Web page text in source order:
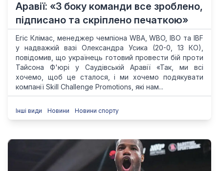
Аравії: «З боку команди все зроблено,
підписано та скріплено печаткою»
Егіс Клімас, менеджер чемпіона WBA, WBO, IBO та IBF
у надважкій вазі Олександра Усика (20-0, 13 КО),
повідомив, що українець готовий провести бій проти
Тайсона Ф'юрі у Саудівській Аравії «Так, ми всі
хочемо, щоб це сталося, і ми хочемо подякувати
компанії Skill Challenge Promotions, які нам...
Інші види Новини Новини спорту